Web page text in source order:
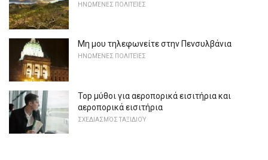
ΗΝΩΜΈΝΕΣ ΠΟΛΙΤΕΊΕΣ
Μη μου τηλεφωνείτε στην Πενσυλβάνια
ΗΝΩΜΈΝΕΣ ΠΟΛΙΤΕΊΕΣ
Top μύθοι για αεροπορικά εισιτήρια και
αεροπορικά εισιτήρια
ΣΧΕΔΙΑΣΜΌΣ ΤΑΞΙΔΙΟΎ